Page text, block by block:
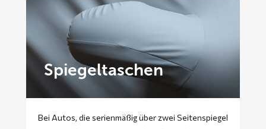
Spiegeltaschen
Bei Autos, die serienmäßig über zwei Seitenspiegel